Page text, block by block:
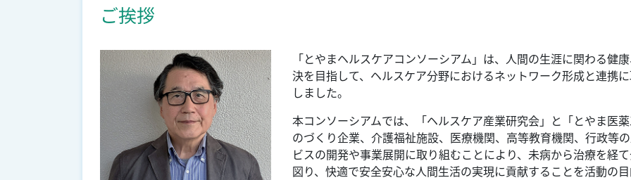
ご挨拶
「とやまヘルスケアコンソーシアム」は、人間の生涯に関わる健
決を目指して、ヘルスケア分野におけるネットワーク形成と連携
しました。
本コンソーシアムでは、「ヘルスケア産業研究会」と「とやま医
のづくり企業、介護福祉施設、医療機関、高等教育機関、行政等
ビスの開発や事業展開に取り組むことにより、未病から治療を経
図り、快適で安全安心な人間生活の実現に貢献することを活動の